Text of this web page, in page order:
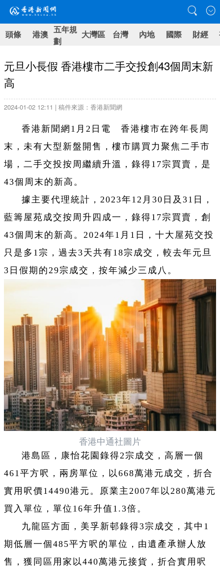
頭條 港澳 五年規
劃
大灣區 台灣 內地 國際 財經
元旦小長假 香港樓市二手交投創43個周末新
高
2024-01-02 12:11 | 稿件來源：香港新聞網
香港新聞網1月2日電 香港樓市在跨年長周
末，未有大型新盤開售，樓市購買力聚焦二手市
場，二手交投按周繼續升溫，錄得17宗買賣，是
43個周末的新高。
據主要代理統計，2023年12月30日及31日，
藍籌屋苑成交按周升四成一，錄得17宗買賣，創
43個周末的新高。2024年1月1日，十大屋苑交投
只是多1宗，過去3天共有18宗成交，較去年元旦
3日假期的29宗成交，按年減少三成八。
香港中通社圖片
港島區，康怡花園錄得2宗成交，高層一個
461平方呎，兩房單位，以668萬港元成交，折合
實用呎價14490港元。原業主2007年以280萬港元
買入單位，單位16年升值1.3倍。
九龍區方面，美孚新邨錄得3宗成交，其中1
期低層一個485平方呎的單位，由遺產承辦人放
售，獲同區用家以440萬港元接貨，折合實用呎